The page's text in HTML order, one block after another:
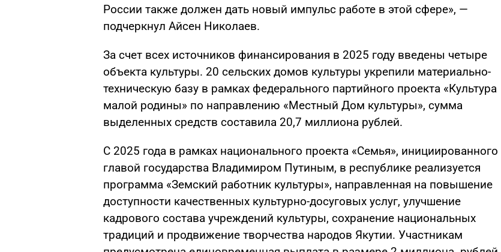
России также должен дать новый импульс работе в этой сфере», —
подчеркнул Айсен Николаев.
За счет всех источников финансирования в 2025 году введены четыре
объекта культуры. 20 сельских домов культуры укрепили материально-
техническую базу в рамках федерального партийного проекта «Культура
малой родины» по направлению «Местный Дом культуры», сумма
выделенных средств составила 20,7 миллиона рублей.
С 2025 года в рамках национального проекта «Семья», инициированного
главой государства Владимиром Путиным, в республике реализуется
программа «Земский работник культуры», направленная на повышение
доступности качественных культурно-досуговых услуг, улучшение
кадрового состава учреждений культуры, сохранение национальных
традиций и продвижение творчества народов Якутии. Участникам